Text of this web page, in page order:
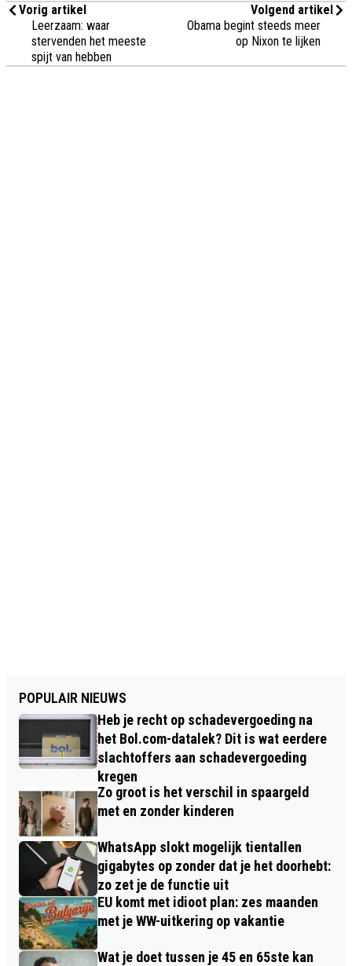
Vorig artikel
Leerzaam: waar
stervenden het meeste
spijt van hebben
Volgend artikel
Obama begint steeds meer
op Nixon te lijken
POPULAIR NIEUWS
Heb je recht op schadevergoeding na
het Bol.com-datalek? Dit is wat eerdere
slachtoffers aan schadevergoeding
kregen
Zo groot is het verschil in spaargeld
met en zonder kinderen
WhatsApp slokt mogelijk tientallen
gigabytes op zonder dat je het doorhebt:
zo zet je de functie uit
EU komt met idioot plan: zes maanden
met je WW-uitkering op vakantie
Wat je doet tussen je 45 en 65ste kan